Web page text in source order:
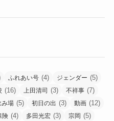
ふれあい号 (4) ジェンダー (5)
(16) 上田清司 (3) 不祥事 (7)
み場 (5) 初日の出 (3) 動画 (12)
険 (4) 多田光宏 (3) 宗岡 (5)